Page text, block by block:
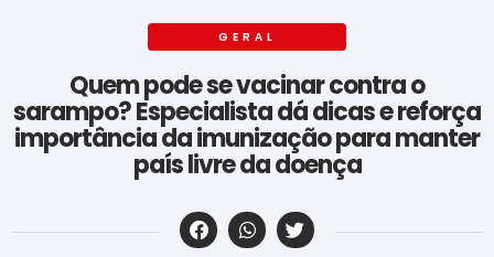
GERAL
Quem pode se vacinar contra o
sarampo? Especialista dá dicas e reforça
importância da imunização para manter
país livre da doença
‎ ‎ ‎ ‎ ‎ ‎ ‎ ‎ ‎ ‎ ‎ ‎ ‎ ‎ ‎ ‎ ‎ ‎ ‎ ‎ ‎ ‎ ‎ ‎ ‎ ‎ ‎ ‎ ‎ ‎ ‎